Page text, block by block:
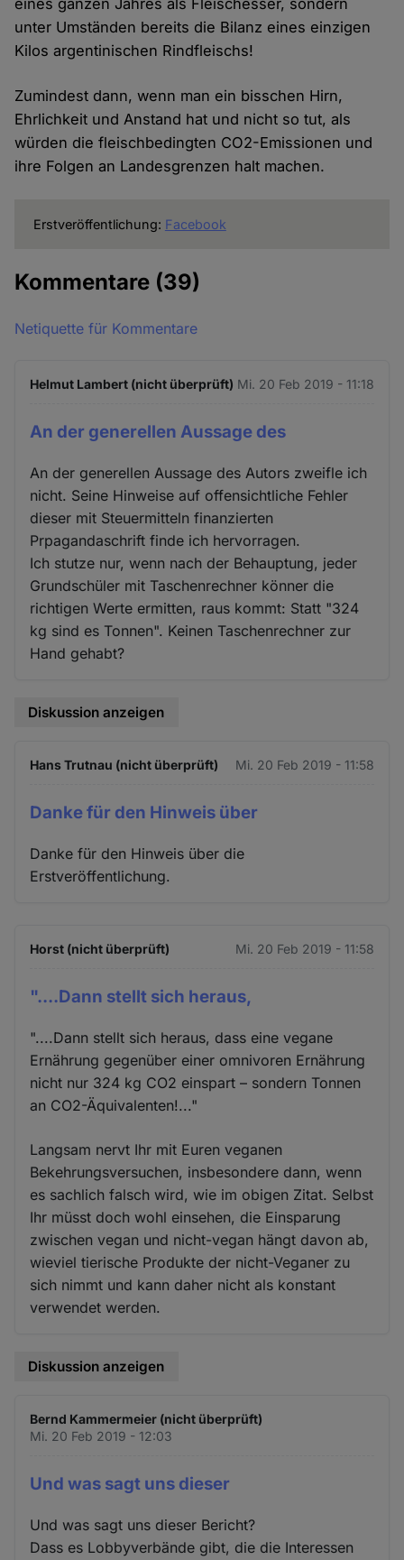
eines ganzen Jahres als Fleischesser, sondern
unter Umständen bereits die Bilanz eines einzigen
Kilos argentinischen Rindfleischs!
Zumindest dann, wenn man ein bisschen Hirn,
Ehrlichkeit und Anstand hat und nicht so tut, als
würden die fleischbedingten CO2-Emissionen und
ihre Folgen an Landesgrenzen halt machen.
Erstveröffentlichung: Facebook
Kommentare (39)
Netiquette für Kommentare
Helmut Lambert (nicht überprüft) Mi. 20 Feb 2019 - 11:18
An der generellen Aussage des
An der generellen Aussage des Autors zweifle ich
nicht. Seine Hinweise auf offensichtliche Fehler
dieser mit Steuermitteln finanzierten
Prpagandaschrift finde ich hervorragen.
Ich stutze nur, wenn nach der Behauptung, jeder
Grundschüler mit Taschenrechner könner die
richtigen Werte ermitten, raus kommt: Statt "324
kg sind es Tonnen". Keinen Taschenrechner zur
Hand gehabt?
Diskussion anzeigen
Hans Trutnau (nicht überprüft) Mi. 20 Feb 2019 - 11:58
Danke für den Hinweis über
Danke für den Hinweis über die
Erstveröffentlichung.
Horst (nicht überprüft) Mi. 20 Feb 2019 - 11:58
"....Dann stellt sich heraus,
"....Dann stellt sich heraus, dass eine vegane
Ernährung gegenüber einer omnivoren Ernährung
nicht nur 324 kg CO2 einspart – sondern Tonnen
an CO2-Äquivalenten!..."
Langsam nervt Ihr mit Euren veganen
Bekehrungsversuchen, insbesondere dann, wenn
es sachlich falsch wird, wie im obigen Zitat. Selbst
Ihr müsst doch wohl einsehen, die Einsparung
zwischen vegan und nicht-vegan hängt davon ab,
wieviel tierische Produkte der nicht-Veganer zu
sich nimmt und kann daher nicht als konstant
verwendet werden.
Diskussion anzeigen
Bernd Kammermeier (nicht überprüft)
Mi. 20 Feb 2019 - 12:03
Und was sagt uns dieser
Und was sagt uns dieser Bericht?
Dass es Lobbyverbände gibt, die die Interessen